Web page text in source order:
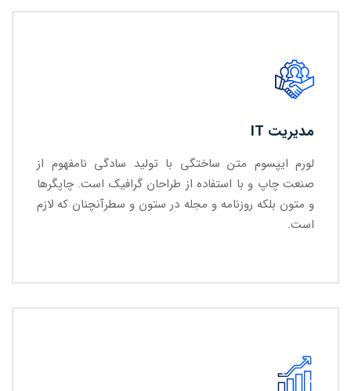
مدیریت IT
لورم ایپسوم متن ساختگی با تولید سادگی نامفهوم از
صنعت چاپ و با استفاده از طراحان گرافیک است. چاپگرها
و متون بلکه روزنامه و مجله در ستون و سطرآنچنان که لازم
است.